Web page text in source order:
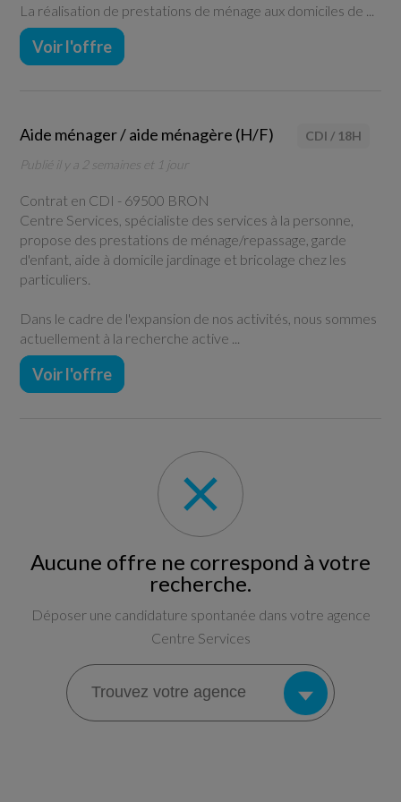
La réalisation de prestations de ménage aux domiciles de ...
Voir l'offre
Aide ménager / aide ménagère (H/F) CDI/ 18H
Publié il y a 2 semaines et 1 jour
Contrat en CDI - 69500 BRON
Centre Services, spécialiste des services à la personne,
propose des prestations de ménage/repassage, garde
d'enfant, aide à domicile jardinage et bricolage chez les
particuliers.
Dans le cadre de l'expansion de nos activités, nous sommes
actuellement à la recherche active ...
Voir l'offre
Aucune offre ne correspond à votre
recherche.
Déposer une candidature spontanée dans votre agence
Centre Services